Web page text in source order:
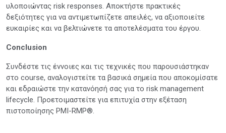
υλοποιώντας risk responses. Αποκτήστε πρακτικές
δεξιότητες για να αντιμετωπίζετε απειλές, να αξιοποιείτε
ευκαιρίες και να βελτιώνετε τα αποτελέσματα του έργου.
Conclusion
Συνδέστε τις έννοιες και τις τεχνικές που παρουσιάστηκαν
στο course, αναλογιστείτε τα βασικά σημεία που αποκομίσατε
και εδραιώστε την κατανόησή σας για το risk management
lifecycle. Προετοιμαστείτε για επιτυχία στην εξέταση
πιστοποίησης PMI-RMP®.